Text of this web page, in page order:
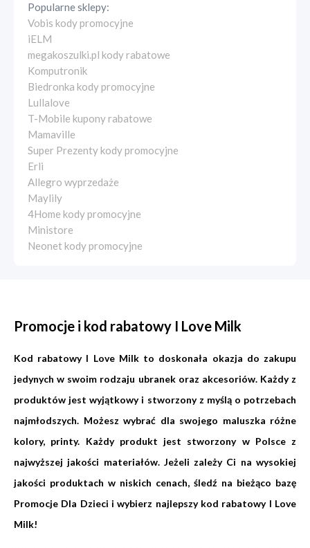
Popularne sklepy:
Vobis kody promocyjne
iELM
megakoszulki.pl kody rabatowe
Komputronik
Biedronka kody promocyjne
Lullalove
T-Mobile kupony rabatowe
Mamaville
Super Prezenty kody promocyjne
Erli
Allegro wyprzedaże
Maylily
4Home kody promocyjne
Ministore
Neonet kody promocyjne
Promocje i kod rabatowy I Love Milk
Kod rabatowy I Love Milk to doskonała okazja do zakupu
jedynych w swoim rodzaju ubranek oraz akcesoriów. Każdy z
produktów jest wyjątkowy i stworzony z myślą o potrzebach
najmłodszych. Możesz wybrać dla swojego maluszka różne
kolory, printy. Każdy produkt jest stworzony w Polsce z
najwyższej jakości materiałów. Jeżeli zależy Ci na wysokiej
jakości produktach w niskich cenach, śledź na bieżąco bazę
Promocje Dla Dzieci i wybierz najlepszy kod rabatowy I Love
Milk!